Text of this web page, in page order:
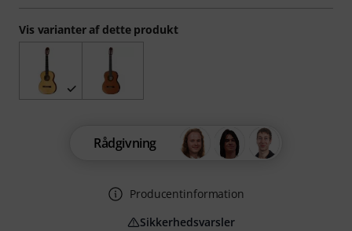
Vis varianter af dette produkt
Rådgivning
Producentinformation
Sikkerhedsvarsler